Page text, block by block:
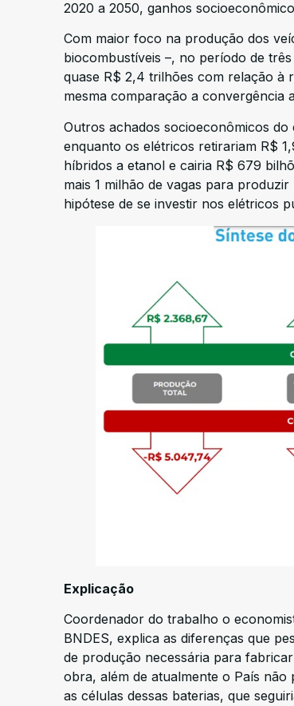
2020 a 2050, ganhos
Com maior foco na produção dos
biocombustíveis –, no período de
quase R$ 2,4 trilhões com relação à
mesma comparação a convergência
Outros achados socioeconômicos
enquanto os elétricos retirariam R$
híbridos a etanol e cairia R$ 679
mais 1 milhão de vagas para
hipótese de se investir nos elétricos
Explicação
Coordenador do trabalho o
BNDES, explica as diferenças que
de produção necessária para
obra, além de atualmente o País
as células dessas baterias, que